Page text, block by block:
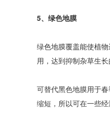
5、绿色地膜
绿色地膜覆盖能使植
用，达到抑制杂草生
可替代黑色地膜用于
缩短，所以可在一些